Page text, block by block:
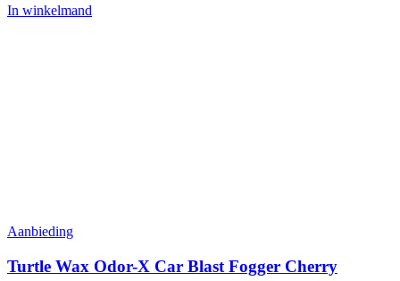
In winkelmand
Aanbieding
Turtle Wax Odor-X Car Blast Fogger Cherry